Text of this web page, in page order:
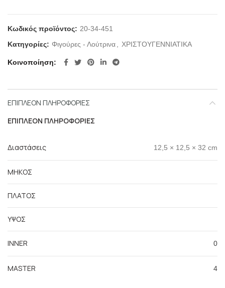
Κωδικός προϊόντος: 20-34-451
Κατηγορίες: Φιγούρες - Λούτρινα ΧΡΙΣΤΟΥΓΕΝΝΙΑΤΙΚΑ
Κοινοποίηση
ΕΠΙΠΛΈΟΝ ΠΛΗΡΟΦΟΡΊΕΣ
ΕΠΙΠΛΈΟΝ ΠΛΗΡΟΦΟΡΊΕΣ
Διαστάσεις 12,5 × 12,5 × 32 cm
ΜΗΚΟΣ
ΠΛΑΤΟΣ
ΥΨΟΣ
INNER 0
MASTER 4